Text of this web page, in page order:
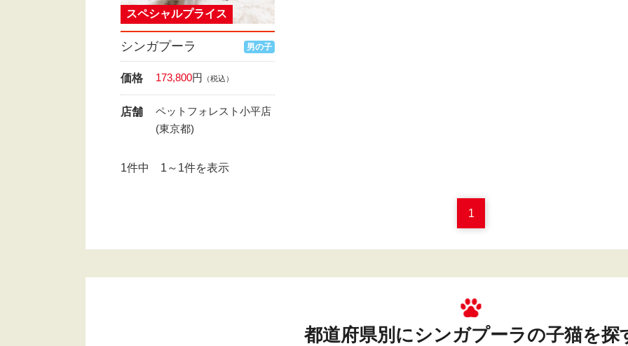
シンガプーラ 男の子
スペシャルプライス
価格 173,800円 （税込）
店舗
ペットフォレスト小平店
(東京都)
1件中 1～1件を表示
1
都道府県別にシンガプーラの子猫を探